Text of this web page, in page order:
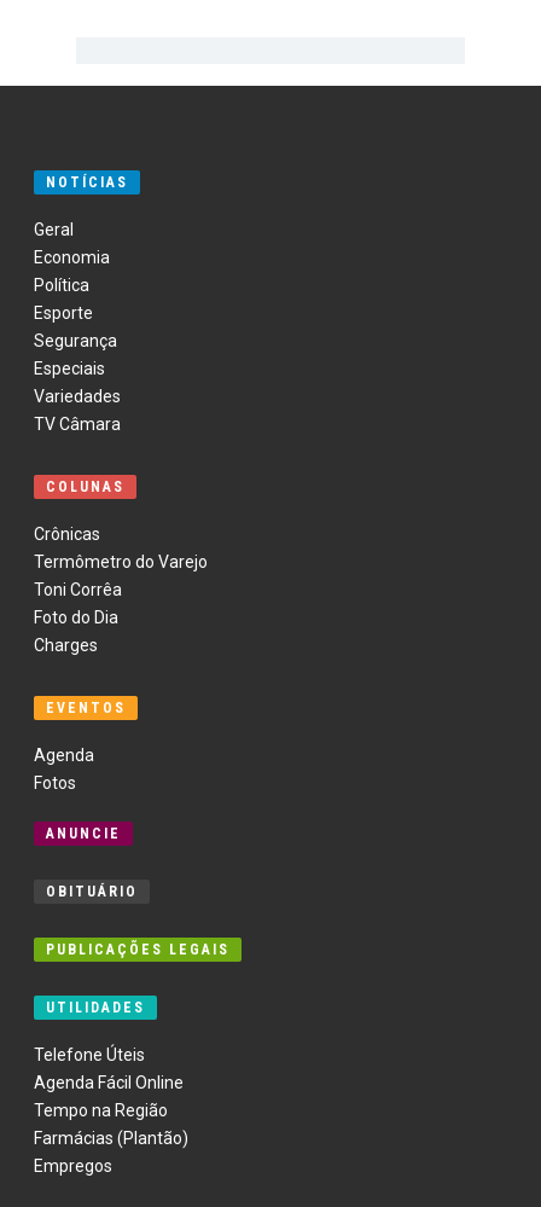
NOTÍCIAS
Geral
Economia
Política
Esporte
Segurança
Especiais
Variedades
TV Câmara
COLUNAS
Crônicas
Termômetro do Varejo
Toni Corrêa
Foto do Dia
Charges
EVENTOS
Agenda
Fotos
ANUNCIE
OBITUÁRIO
PUBLICAÇÕES LEGAIS
UTILIDADES
Telefone Úteis
Agenda Fácil Online
Tempo na Região
Farmácias (Plantão)
Empregos